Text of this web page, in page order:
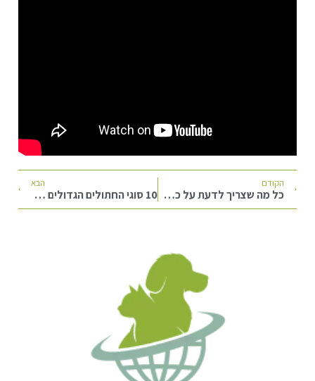
הקודם
כל מה שצריך לדעת על כלבי תחש
הבא
10 סוגי החתולים הגדולים המיוחדים ביותר